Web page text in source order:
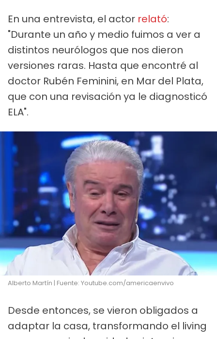
En una entrevista, el actor relató:
"Durante un año y medio fuimos a ver a
distintos neurólogos que nos dieron
versiones raras. Hasta que encontré al
doctor Rubén Feminini, en Mar del Plata,
que con una revisación ya le diagnosticó
ELA".
Alberto Martín | Fuente: Youtube.com/americaenvivo
Desde entonces, se vieron obligados a
adaptar la casa, transformando el living